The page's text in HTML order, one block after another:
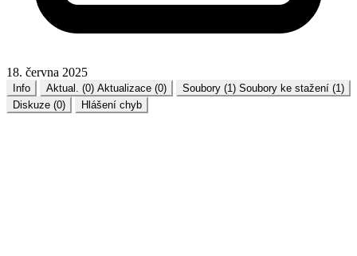
18. června 2025
Info Aktual. (0) Aktualizace (0) Soubory (1) Soubory ke stažení (1)
Diskuze (0)
Hlášení chyb